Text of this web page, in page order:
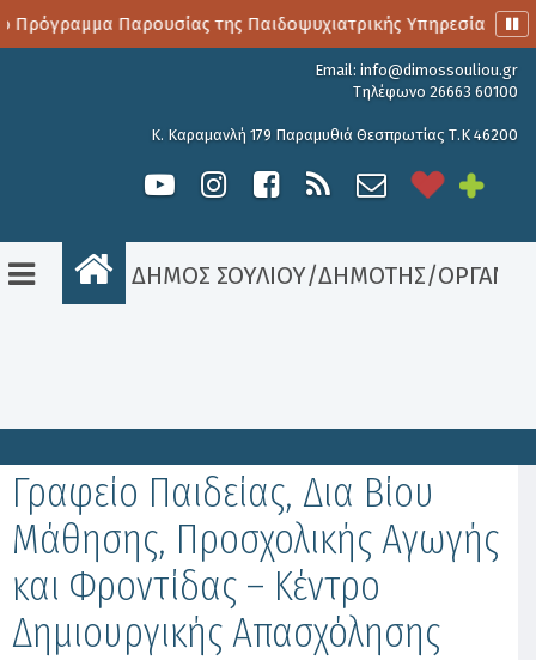
Πρόγραμμα Παρουσίας της Παιδοψυχιατρικής Υπηρεσίας
Email: info@dimossouliou.gr
Τηλέφωνο 26663 60100
Κ. Καραμανλή 179 Παραμυθιά Θεσπρωτίας Τ.Κ 46200
ΔΗΜΟΣ ΣΟΥΛΙΟΥ/ΔΗΜΟΤΗΣ/
Γραφείο Παιδείας, Δια Βίου
Μάθησης, Προσχολικής Αγωγής
και Φροντίδας – Κέντρο
Δημιουργικής Απασχόλησης